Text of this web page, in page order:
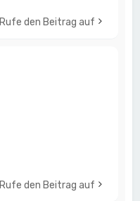
Rufe den Beitrag auf
Rufe den Beitrag auf